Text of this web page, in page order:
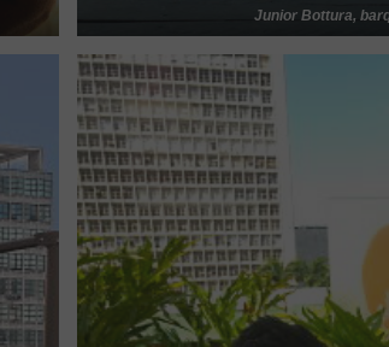
Junior Bottura,